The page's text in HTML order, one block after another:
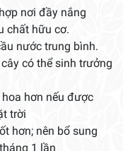
nơi đầy nắng
chất hữu cơ.
nước trung bình.
có thể sinh trưởng
hơn nếu được
trời
hơn; nên bổ sung
1 lần